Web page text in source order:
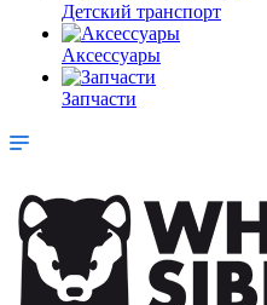
Детский транспорт
Аксессуары
Запчасти